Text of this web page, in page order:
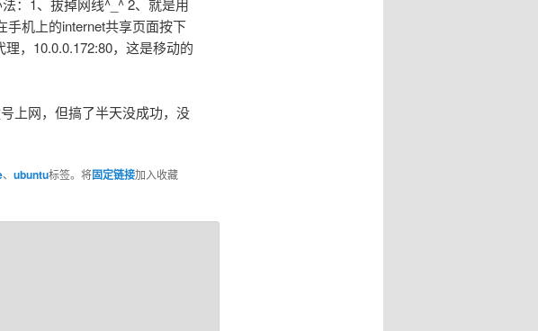
：1、拔掉网线^_^ 2、就是用
机上的internet共享页面按下
，10.0.0.172:80，这是移动的
上网，但搞了半天没成功，没
、 ubuntu标签。将固定链接加入收藏